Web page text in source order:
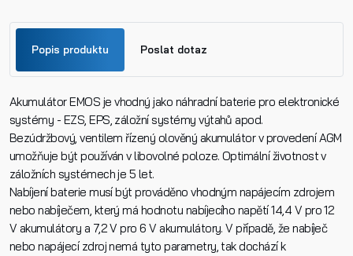
Popis produktu Poslat dotaz
Akumulátor EMOS je vhodný jako náhradní baterie pro elektronické
systémy - EZS, EPS, záložní systémy výtahů apod.
Bezúdržbový, ventilem řízený olověný akumulátor v provedení AGM
umožňuje být používán v libovolné poloze. Optimální životnost v
záložních systémech je 5 let.
Nabíjení baterie musí být prováděno vhodným napájecím zdrojem
nebo nabíječem, který má hodnotu nabíjecího napětí 14,4 V pro 12
V akumulátory a 7,2 V pro 6 V akumulátory. V případě, že nabíječ
nebo napájecí zdroj nemá tyto parametry, tak dochází k
Jméno
Příjmení
Telefon